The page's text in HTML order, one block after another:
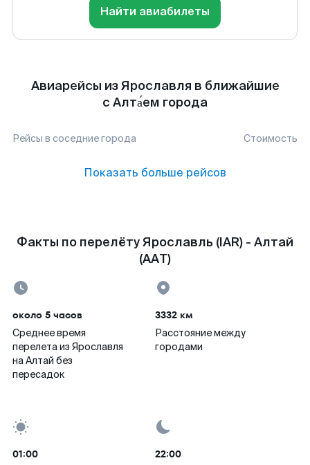
Найти авиабилеты
Авиарейсы из Ярославля в ближайшие
с Алта́ем города
Рейсы в соседние города Стоимость
Показать больше рейсов
Факты по перелёту Ярославль (IAR) - Алтай
(AAT)
около 5 часов
Среднее время
перелета из Ярославля
на Алтай без
пересадок
3332 км
Расстояние между
городами
01:00 22:00